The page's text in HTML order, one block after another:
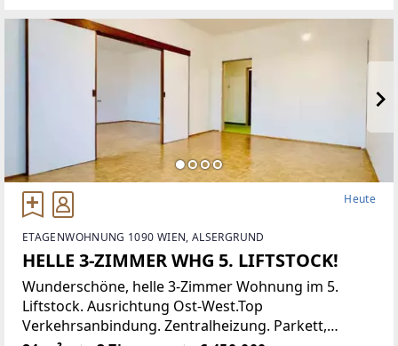
Heute
ETAGENWOHNUNG 1090 WIEN, ALSERGRUND
HELLE 3-ZIMMER WHG 5. LIFTSTOCK!
Wunderschöne, helle 3-Zimmer Wohnung im 5.
Liftstock. Ausrichtung Ost-West.Top
Verkehrsanbindung. Zentralheizung. Parkett,